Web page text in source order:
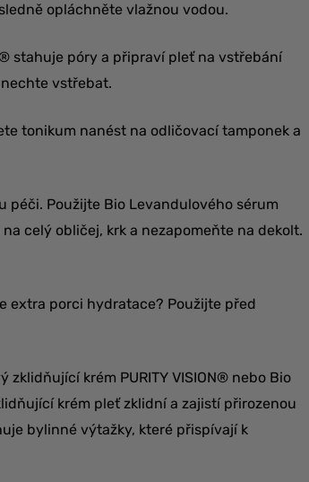
opláchněte vlažnou vodou.
stahuje póry a připraví pleť na vstřebání
vstřebat.
tonikum nanést na odličovací tamponek a
péči. Použijte Bio Levandulového sérum
celý obličej, krk a nezapomeňte na dekolt.
extra porci hydratace? Použijte před
krém PURITY VISION® nebo Bio
krém pleť zklidní a zajistí přirozenou
bylinné výtažky, které přispívají k